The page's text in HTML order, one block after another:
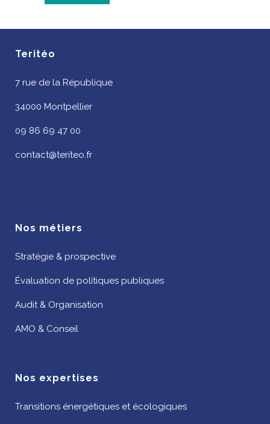
Teritéo
7 rue de la République
34000 Montpellier
09 86 69 47 00
contact@teriteo.fr
Nos métiers
Stratégie & prospective
Évaluation de politiques publiques
Audit & Organisation
AMO & Conseil
Nos expertises
Transitions énergétiques et écologiques